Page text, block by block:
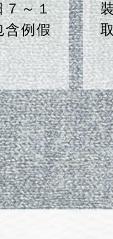
７～１
含例假